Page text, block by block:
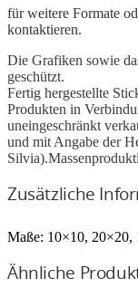
für weitere Formate
kontaktieren.
Die Grafiken sowie
geschützt.
Fertig hergestellte
Produkten in
uneingeschränkt
und mit Angabe der
Zusätzliche
Maße: 10×10, 20×20,
Ähnliche